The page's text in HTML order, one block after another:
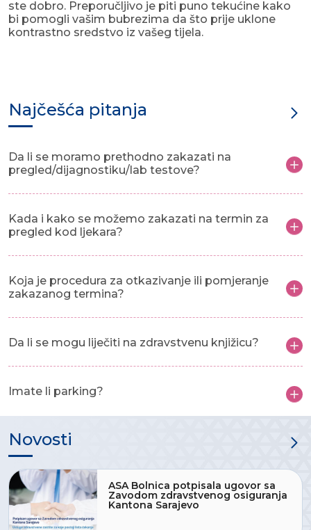
ste dobro. Preporučljivo je piti puno tekućine kako
bi pomogli vašim bubrezima da što prije uklone
kontrastno sredstvo iz vašeg tijela.
Najčešća pitanja
Da li se moramo prethodno zakazati na
pregled/dijagnostiku/lab testove?
Kada i kako se možemo zakazati na termin za
pregled kod ljekara?
Koja je procedura za otkazivanje ili pomjeranje
zakazanog termina?
Da li se mogu liječiti na zdravstvenu knjižicu?
Imate li parking?
Novosti
ASA Bolnica potpisala ugovor sa
Zavodom zdravstvenog osiguranja
Kantona Sarajevo